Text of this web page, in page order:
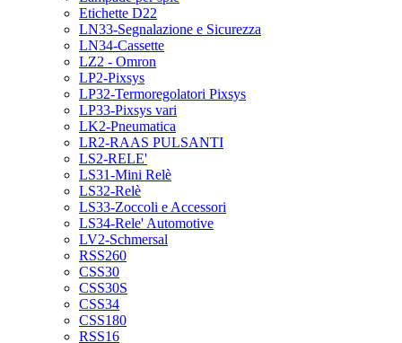
Etichette D22
LN33-Segnalazione e Sicurezza
LN34-Cassette
LZ2 - Omron
LP2-Pixsys
LP32-Termoregolatori Pixsys
LP33-Pixsys vari
LK2-Pneumatica
LR2-RAAS PULSANTI
LS2-RELE'
LS31-Mini Relè
LS32-Relè
LS33-Zoccoli e Accessori
LS34-Rele' Automotive
LV2-Schmersal
RSS260
CSS30
CSS30S
CSS34
CSS180
RSS16